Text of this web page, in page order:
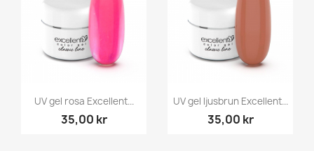
UV gel rosa Excellent...
35,00 kr
UV gel ljusbrun Excellent...
35,00 kr